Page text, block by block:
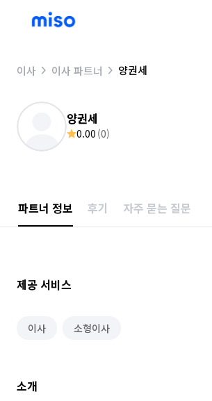
이사 이사 파트너 양권세
양권세
0.00 (0)
파트너 정보 후기 자주 묻는 질문
제공 서비스
이사 소형이사
소개